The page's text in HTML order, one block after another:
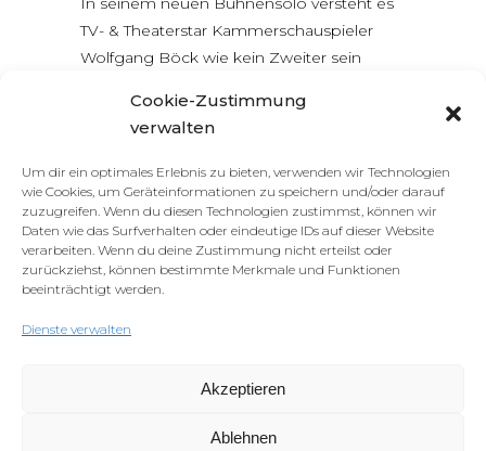
Cookie-Zustimmung
verwalten
Um dir ein optimales Erlebnis zu bieten, verwenden wir Technologien
wie Cookies, um Geräteinformationen zu speichern und/oder darauf
zuzugreifen. Wenn du diesen Technologien zustimmst, können wir
Daten wie das Surfverhalten oder eindeutige IDs auf dieser Website
verarbeiten. Wenn du deine Zustimmung nicht erteilst oder
zurückziehst, können bestimmte Merkmale und Funktionen
beeinträchtigt werden.
Dienste verwalten
Akzeptieren
Ablehnen
TV- & Theaterstar Kammerschauspieler
Wolfgang Böck wie kein Zweiter sein
und treffsicheren Pointen zu Lachstürmen
hinzureißen. Wenn Großmeister des
Humors, wie beispielsweise Loriot, Erich
Kästner, Hugo Wiener, Robert Gernhardt,
O’Henry, Franz Molnár, Ephraim Kishon
oder Erich Sedlak zu Wort kommen, dann
ist für vorweihnachtliche Unterhaltung der
Extraklasse